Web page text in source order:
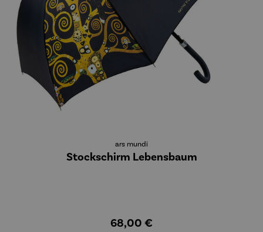
ars mundi
Stockschirm Lebensbaum
68,00 €